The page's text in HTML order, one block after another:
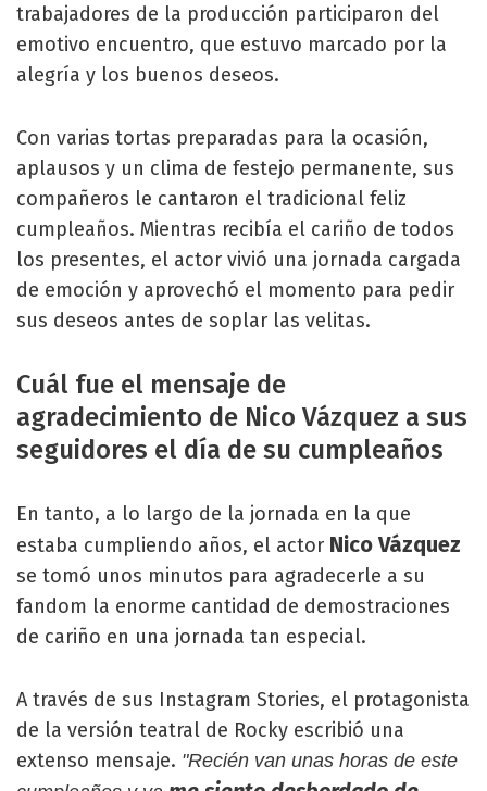
trabajadores de la producción participaron del
emotivo encuentro, que estuvo marcado por la
alegría y los buenos deseos.
Con varias tortas preparadas para la ocasión,
aplausos y un clima de festejo permanente, sus
compañeros le cantaron el tradicional feliz
cumpleaños. Mientras recibía el cariño de todos
los presentes, el actor vivió una jornada cargada
de emoción y aprovechó el momento para pedir
sus deseos antes de soplar las velitas.
Cuál fue el mensaje de
agradecimiento de Nico Vázquez a sus
seguidores el día de su cumpleaños
En tanto, a lo largo de la jornada en la que
estaba cumpliendo años, el actor Nico Vázquez
se tomó unos minutos para agradecerle a su
fandom la enorme cantidad de demostraciones
de cariño en una jornada tan especial.
A través de sus Instagram Stories, el protagonista
de la versión teatral de Rocky escribió una
extenso mensaje. "Recién van unas horas de este